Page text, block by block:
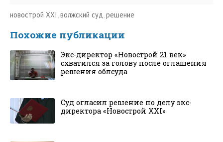
новострой XXI волжский суд решение
Похожие публикации
Экс-директор «Новострой 21 век»
схватился за голову после оглашения
решения облсуда
Суд огласил решение по делу экс-
директора «Новострой XXI»